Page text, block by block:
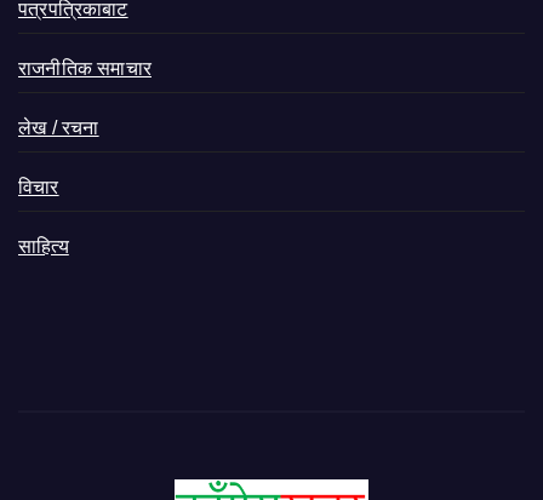
पत्रपत्रिकाबाट
राजनीतिक समाचार
लेख / रचना
विचार
साहित्य